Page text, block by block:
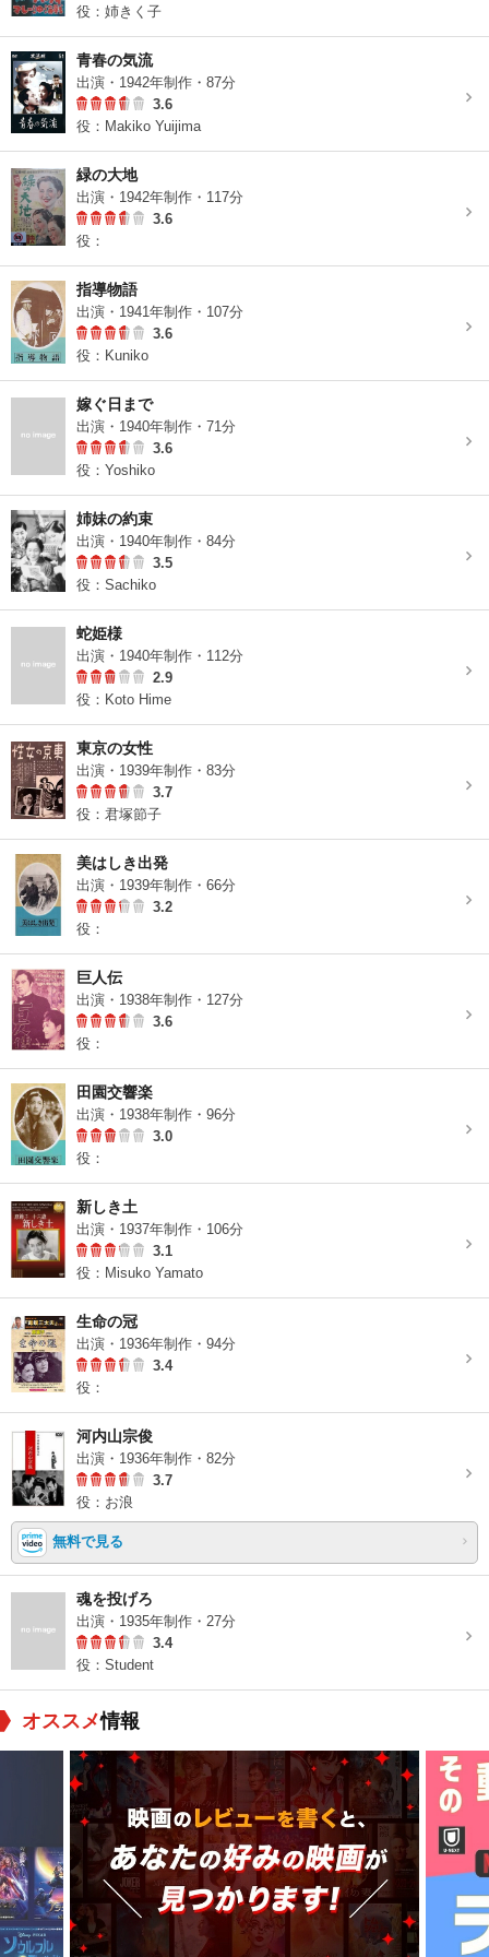
役：姉きく子
青春の気流
出演・1942年制作・87分
3.6
役：Makiko Yuijima
緑の大地
出演・1942年制作・117分
3.6
役：
指導物語
出演・1941年制作・107分
3.6
役：Kuniko
嫁ぐ日まで
出演・1940年制作・71分
3.6
役：Yoshiko
姉妹の約束
出演・1940年制作・84分
3.5
役：Sachiko
蛇姫様
出演・1940年制作・112分
2.9
役：Koto Hime
東京の女性
出演・1939年制作・83分
3.7
役：君塚節子
美はしき出発
出演・1939年制作・66分
3.2
役：
巨人伝
出演・1938年制作・127分
3.6
役：
田園交響楽
出演・1938年制作・96分
3.0
役：
新しき土
出演・1937年制作・106分
3.1
役：Misuko Yamato
生命の冠
出演・1936年制作・94分
3.4
役：
河内山宗俊
出演・1936年制作・82分
3.7
役：お浪
無料で見る
魂を投げろ
出演・1935年制作・27分
3.4
役：Student
オススメ情報